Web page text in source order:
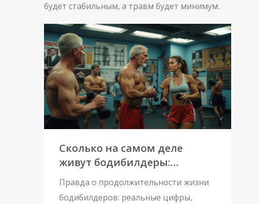
будет стабильным, а травм будет минимум.
Сколько на самом деле
живут бодибилдеры:
реальные факты и
статистика
Правда о продолжительности жизни
бодибилдеров: реальные цифры,